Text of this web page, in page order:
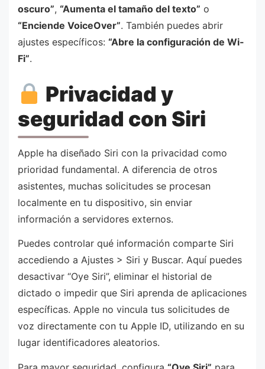
oscuro”, “Aumenta el tamaño del texto” o
“Enciende VoiceOver”. También puedes abrir
ajustes específicos: “Abre la configuración de Wi-
Fi”.
Privacidad y
seguridad con Siri
Apple ha diseñado Siri con la privacidad como
prioridad fundamental. A diferencia de otros
asistentes, muchas solicitudes se procesan
localmente en tu dispositivo, sin enviar
información a servidores externos.
Puedes controlar qué información comparte Siri
accediendo a Ajustes > Siri y Buscar. Aquí puedes
desactivar “Oye Siri”, eliminar el historial de
dictado o impedir que Siri aprenda de aplicaciones
específicas. Apple no vincula tus solicitudes de
voz directamente con tu Apple ID, utilizando en su
lugar identificadores aleatorios.